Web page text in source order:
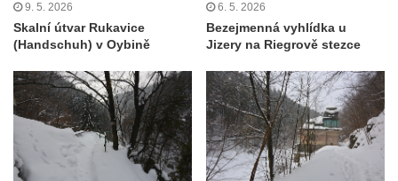
Labem
Zákup
Janovické poustevny
Vyhlídky na Malé Bukové
Vyhlídka pod Velkou Bukovou
9. 5. 2026
Skalní útvar Rukavice
(Handschuh) v Oybině
6. 5. 2026
Bezejmenná vyhlídka u
Jizery na Riegrově stezce